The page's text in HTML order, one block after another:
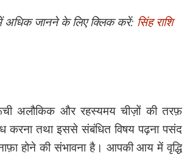
अधिक जानने के लिए क्लिक करें: सिंह राशि
अलौकिक और रहस्यमय चीज़ों की तरफ़
करना तथा इससे संबंधित विषय पढ़ना पसंद
होने की संभावना है। आपकी आय में वृद्धि